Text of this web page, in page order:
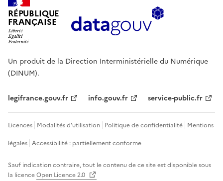
RÉPUBLIQUE
FRANÇAISE
Un produit de la Direction Interministérielle du Numérique
(DINUM).
legifrance.gouv.fr info.gouv.fr service-public.fr
Licences Modalités d'utilisation Politique de confidentialité Mentions
légales Accessibilité : partiellement conforme
Sauf indication contraire, tout le contenu de ce site est disponible sous
la licenceOpen Licence 2.0